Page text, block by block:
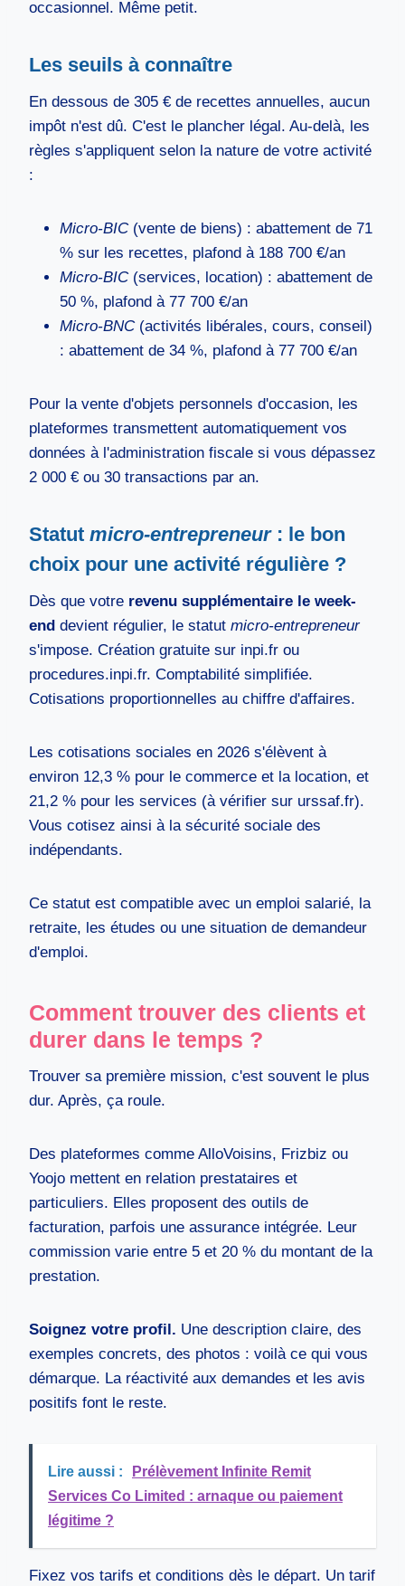
occasionnel. Même petit.
Les seuils à connaître
En dessous de 305 € de recettes annuelles, aucun
impôt n'est dû. C'est le plancher légal. Au-delà, les
règles s'appliquent selon la nature de votre activité
:
Micro-BIC(vente de biens) : abattement de 71
% sur les recettes, plafond à 188 700 €/an
Micro-BIC(services, location) : abattement de
50 %, plafond à 77 700 €/an
Micro-BNC(activités libérales, cours, conseil)
: abattement de 34 %, plafond à 77 700 €/an
Pour la vente d'objets personnels d'occasion, les
plateformes transmettent automatiquement vos
données à l'administration fiscale si vous dépassez
2 000 € ou 30 transactions par an.
Statut micro-entrepreneur: le bon
choix pour une activité régulière ?
Dès que votre revenu supplémentaire le week-
end devient régulier, le statut micro-entrepreneur
s'impose. Création gratuite sur inpi.fr ou
procedures.inpi.fr. Comptabilité simplifiée.
Cotisations proportionnelles au chiffre d'affaires.
Les cotisations sociales en 2026 s'élèvent à
environ 12,3 % pour le commerce et la location, et
21,2 % pour les services (à vérifier sur urssaf.fr).
Vous cotisez ainsi à la sécurité sociale des
indépendants.
Ce statut est compatible avec un emploi salarié, la
retraite, les études ou une situation de demandeur
d'emploi.
Comment trouver des clients et
durer dans le temps ?
Trouver sa première mission, c'est souvent le plus
dur. Après, ça roule.
Des plateformes comme AlloVoisins, Frizbiz ou
Yoojo mettent en relation prestataires et
particuliers. Elles proposent des outils de
facturation, parfois une assurance intégrée. Leur
commission varie entre 5 et 20 % du montant de la
prestation.
Soignez votre profil. Une description claire, des
exemples concrets, des photos : voilà ce qui vous
démarque. La réactivité aux demandes et les avis
positifs font le reste.
Lire aussi :
Prélèvement Infinite Remit
Services Co Limited : arnaque ou paiement
légitime ?
Fixez vos tarifs et conditions dès le départ. Un tarif